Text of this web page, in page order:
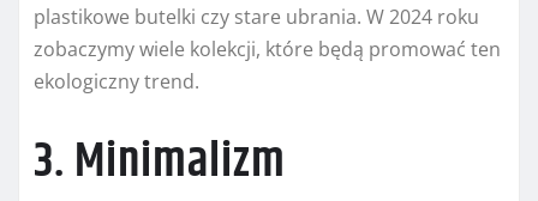
plastikowe butelki czy stare ubrania. W 2024 roku
zobaczymy wiele kolekcji, które będą promować ten
ekologiczny trend.
3. Minimalizm